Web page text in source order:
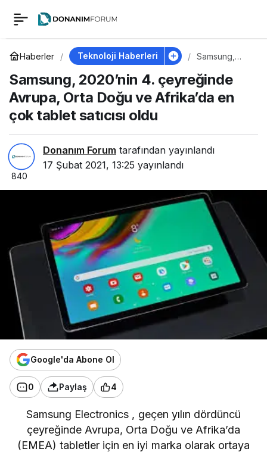
Haberler Teknoloji Haberleri
Samsung,
çeyreğinde
Avrupa, Orta
Doğu ve
Samsung, 2020’nin 4. çeyreğinde
Avrupa, Orta Doğu ve Afrika’da en
çok tablet satıcısı oldu
Donanım Forum tarafından yayınlandı
17 Şubat 2021, 13:25 yayınlandı
840
Google'da Abone Ol
0 Paylaş 4
Samsung Electronics , geçen yılın dördüncü
çeyreğinde Avrupa, Orta Doğu ve Afrika’da
(EMEA) tabletler için en iyi marka olarak ortaya
Samsung, 2020’nin 4.
çeyreğinde Avrupa,
Orta Doğu ve
Afrika’da en çok
tablet satıcısı oldu